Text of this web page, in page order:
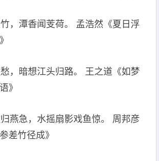
，潭香闻芰荷。 孟浩然《夏日浮
，暗想江头归路。 王之道《如梦
》
燕急，水摇扇影戏鱼惊。 周邦彦
差竹径成》